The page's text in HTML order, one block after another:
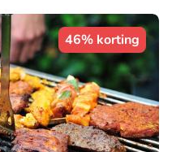
46% korting